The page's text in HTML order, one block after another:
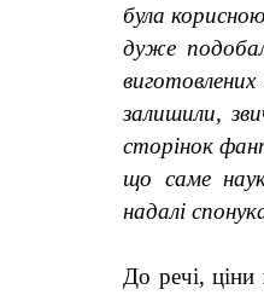
була
дуже
виготовлених
залишили,
сторінок
що саме
надалі
До речі, ціни